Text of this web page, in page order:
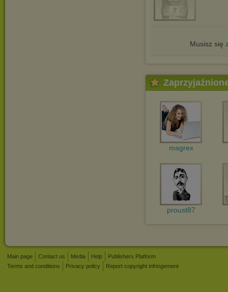
Musisz się
magrex
proust87
Main page Contact us Media Help
Publishers Platform
Terms and conditions
Privacy policy Report copyright infringement